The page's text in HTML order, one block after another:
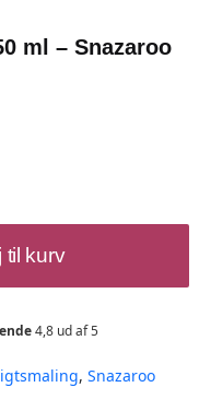
ml – Snazaroo
til kurv
4,8 ud af 5
, Snazaroo